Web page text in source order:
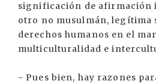
significación de afirmación
otro no musulmán, legítima
derechos humanos en el
multiculturalidad e
- Pues bien, hay razones